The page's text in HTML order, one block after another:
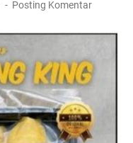
Posting Komentar